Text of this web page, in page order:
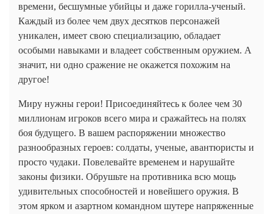
времени, бесшумные убийцы и даже горилла-ученый.
Каждый из более чем двух десятков персонажей
уникален, имеет свою специализацию, обладает
особыми навыками и владеет собственным оружием. А
значит, ни одно сражение не окажется похожим на
другое!
Миру нужны герои! Присоединяйтесь к более чем 30
миллионам игроков всего мира и сражайтесь на полях
боя будущего. В вашем распоряжении множество
разнообразных героев: солдаты, ученые, авантюристы и
просто чудаки. Повелевайте временем и нарушайте
законы физики. Обрушьте на противника всю мощь
удивительных способностей и новейшего оружия. В
этом ярком и азартном командном шутере напряженные